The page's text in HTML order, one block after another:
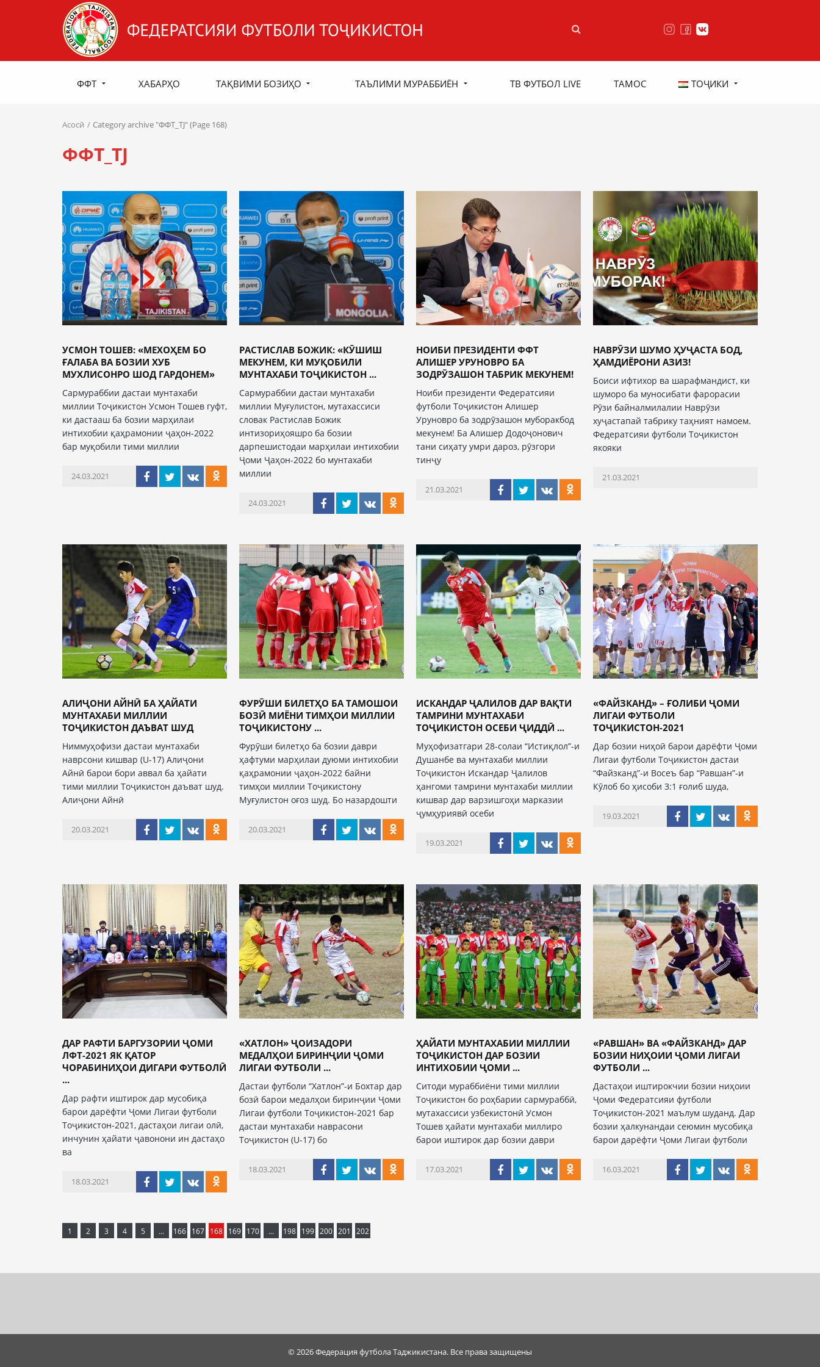
ФФТ ХАБАРҲО ТАҚВИМИ БОЗИҲО ТАЪЛИМИ МУРАББИЁН ТВ ФУТБОЛ LIVE ТАМОС ТОҶИКИ
Асосӣ Category archive "ФФТ_TJ" (Page 168)
ФФТ_TJ
УСМОН ТОШЕВ: «МЕХОҲЕМ БО
ҒАЛАБА ВА БОЗИИ ХУБ
МУХЛИСОНРО ШОД ГАРДОНЕМ»
Сармураббии дастаи мунтахаби
миллии Тоҷикистон Усмон Тошев гуфт,
ки дастааш ба бозии марҳилаи
интихобии қаҳрамонии ҷаҳон-2022
бар муқобили тими миллии
24.03.2021
РАСТИСЛАВ БОЖИК: «КӮШИШ
МЕКУНЕМ, КИ МУҚОБИЛИ
МУНТАХАБИ ТОҶИКИСТОН ...
Сармураббии дастаи мунтахаби
миллии Муғулистон, мутахассиси
словак Растислав Божик
интизориҳояшро ба бозии
дарпешистодаи марҳилаи интихобии
Ҷоми Ҷаҳон-2022 бо мунтахаби
миллии
24.03.2021
НОИБИ ПРЕЗИДЕНТИ ФФТ
АЛИШЕР УРУНОВРО БА
ЗОДРӮЗАШОН ТАБРИК МЕКУНЕМ!
Ноиби президенти Федератсияи
футболи Тоҷикистон Алишер
Уруновро ба зодрӯзашон муборакбод
мекунем! Ба Алишер Додоҷонович
тани сиҳату умри дароз, рӯзгори
тинҷу
21.03.2021
НАВРӮЗИ ШУМО ҲУҶАСТА БОД,
ҲАМДИЁРОНИ АЗИЗ!
Боиси ифтихор ва шарафмандист, ки
шуморо ба муносибати фарорасии
Рӯзи байналмилалии Наврӯзи
хуҷастапай табрику таҳният намоем.
Федератсияи футболи Тоҷикистон
якояки
21.03.2021
АЛИҶОНИ АЙНӢ БА ҲАЙАТИ
МУНТАХАБИ МИЛЛИИ
ТОҶИКИСТОН ДАЪВАТ ШУД
Ниммуҳофизи дастаи мунтахаби
наврсони кишвар (U-17) Алиҷони
Айнӣ барои бори аввал ба ҳайати
тими миллии Тоҷикистон даъват шуд.
Алиҷони Айнӣ
20.03.2021
ФУРӮШИ БИЛЕТҲО БА ТАМОШОИ
БОЗӢ МИЁНИ ТИМҲОИ МИЛЛИИ
ТОҶИКИСТОНУ ...
Фурӯши билетҳо ба бозии даври
ҳафтуми марҳилаи дуюми интихобии
қаҳрамонии ҷаҳон-2022 байни
тимҳои миллии Тоҷикистону
Муғулистон оғоз шуд. Бо назардошти
20.03.2021
ИСКАНДАР ҶАЛИЛОВ ДАР ВАҚТИ
ТАМРИНИ МУНТАХАБИ
ТОҶИКИСТОН ОСЕБИ ҶИДДӢ ...
Муҳофизатгари 28-солаи “Истиқлол”-и
Душанбе ва мунтахаби миллии
Тоҷикистон Искандар Ҷалилов
ҳангоми тамрини мунтахаби миллии
кишвар дар варзишгоҳи марказии
ҷумҳуриявӣ осеби
19.03.2021
«ФАЙЗКАНД» – ҒОЛИБИ ҶОМИ
ЛИГАИ ФУТБОЛИ
ТОҶИКИСТОН-2021
Дар бозии ниҳоӣ барои дарёфти Ҷоми
Лигаи футболи Тоҷикистон дастаи
“Файзканд”-и Восеъ бар “Равшан”-и
Кӯлоб бо ҳисоби 3:1 ғолиб шуда,
19.03.2021
ДАР РАФТИ БАРГУЗОРИИ ҶОМИ
ЛФТ-2021 ЯК ҚАТОР
ЧОРАБИНИҲОИ ДИГАРИ ФУТБОЛӢ
...
Дар рафти иштирок дар мусобиқа
барои дарёфти Ҷоми Лигаи футболи
Тоҷикистон-2021, дастаҳои лигаи олӣ,
инчунин ҳайати ҷавонони ин дастаҳо
ва
18.03.2021
«ХАТЛОН» ҶОИЗАДОРИ
МЕДАЛҲОИ БИРИНҶИИ ҶОМИ
ЛИГАИ ФУТБОЛИ ...
Дастаи футболи “Хатлон”-и Бохтар дар
бозӣ барои медалҳои биринҷии Ҷоми
Лигаи футболи Тоҷикистон-2021 бар
дастаи мунтахаби наврасони
Тоҷикистон (U-17) бо
18.03.2021
ҲАЙАТИ МУНТАХАБИИ МИЛЛИИ
ТОҶИКИСТОН ДАР БОЗИИ
ИНТИХОБИИ ҶОМИ ...
Ситоди мураббиёни тими миллии
Тоҷикистон бо роҳбарии сармураббӣ,
мутахассиси узбекистонӣ Усмон
Тошев ҳайати мунтахаби миллиро
барои иштирок дар бозии даври
17.03.2021
«РАВШАН» ВА «ФАЙЗКАНД» ДАР
БОЗИИ НИҲОИИ ҶОМИ ЛИГАИ
ФУТБОЛИ ...
Дастаҳои иштирокчии бозии ниҳоии
Ҷоми Федератсияи футболи
Тоҷикистон-2021 маълум шуданд. Дар
бозии ҳалкунандаи сеюмин мусобиқа
барои дарёфти Ҷоми Лигаи футболи
16.03.2021
1 2 3 4 5 ... 166 167 168 169 170 ... 198 199 200 201 202
© 2026 Федерация футбола Таджикистана. Все права защищены